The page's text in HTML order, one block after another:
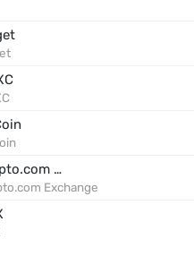
Crypto.com Exchange
Exchange